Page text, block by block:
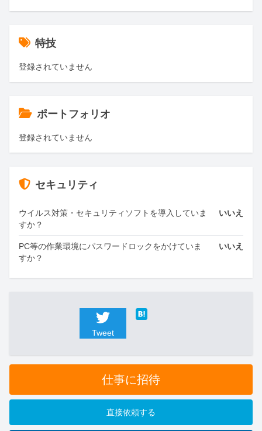
特技
登録されていません
ポートフォリオ
登録されていません
セキュリティ
ウイルス対策・セキュリティソフトを導入していま
すか？
いいえ
PC等の作業環境にパスワードロックをかけていま
すか？
いいえ
Tweet
仕事に招待
直接依頼する